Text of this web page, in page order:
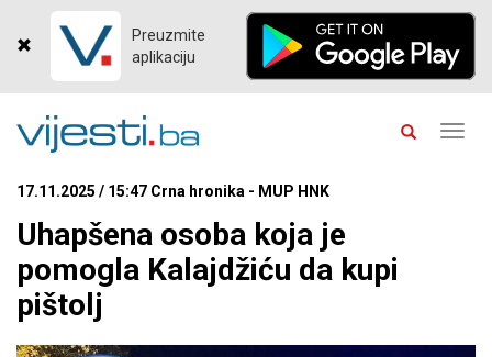
Preuzmite
aplikaciju
17.11.2025 / 15:47 Crna hronika - MUP HNK
Uhapšena osoba koja je
pomogla Kalajdžiću da kupi
pištolj